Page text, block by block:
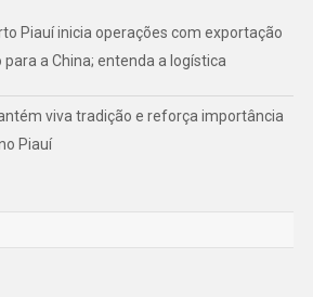
Piauí inicia operações com exportação
a China; entenda a logística
viva tradição e reforça importância
Piauí